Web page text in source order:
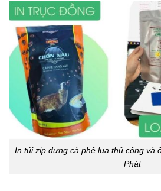
In túi zip đựng cà phê lụa thủ công và
Phát